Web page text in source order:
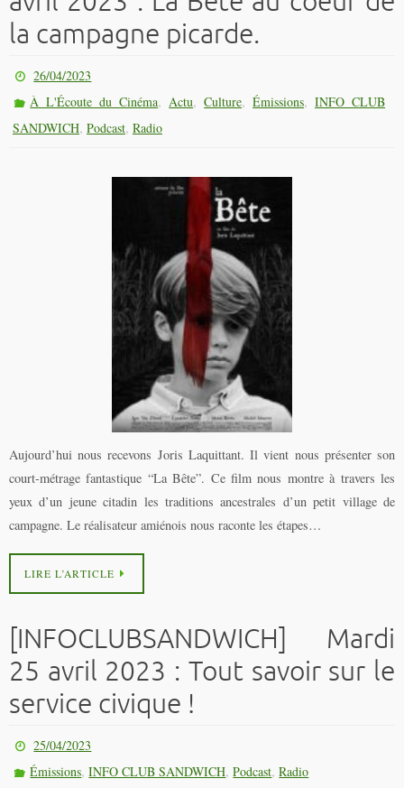
la campagne picarde.
26/04/2023
À L'Écoute du Cinéma, Actu,Culture,Émissions,INFO CLUB
SANDWICH, Podcast, Radio
Aujourd’hui nous recevons Joris Laquittant. Il vient nous présenter son
court-métrage fantastique “La Bête”. Ce film nous montre à travers les
yeux d’un jeune citadin les traditions ancestrales d’un petit village de
campagne. Le réalisateur amiénois nous raconte les étapes…
LIRE L’ARTICLE
[INFOCLUBSANDWICH] Mardi
25 avril 2023 : Tout savoir sur le
service civique !
25/04/2023
Émissions,INFO CLUB SANDWICH,Podcast,Radio